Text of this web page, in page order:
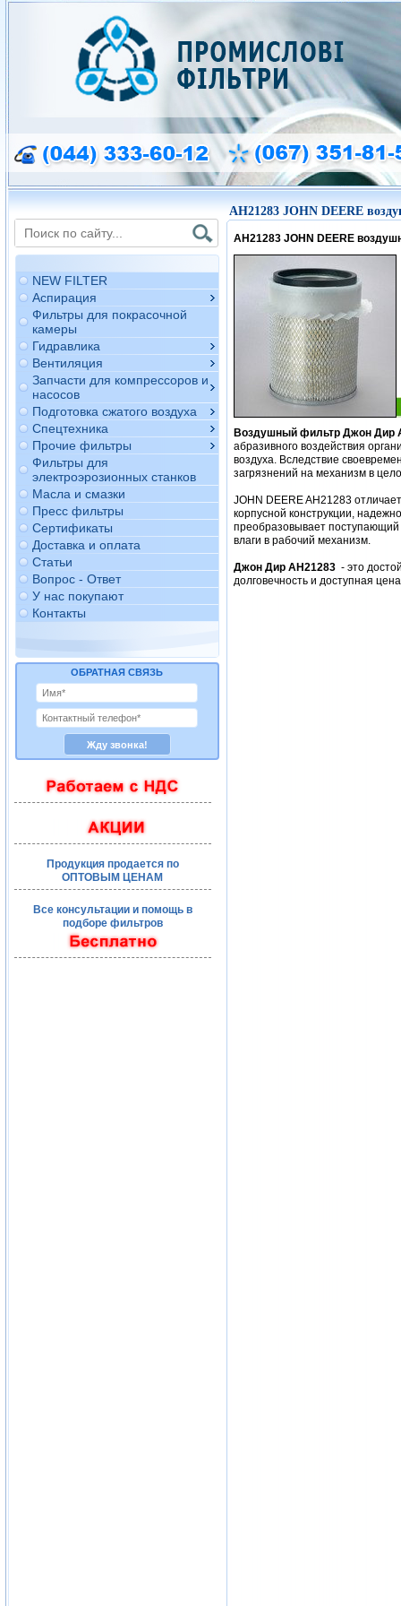
NEW FILTER
Аспирация
Фильтры для покрасочной
камеры
Гидравлика
Вентиляция
Запчасти для компрессоров и
насосов
Подготовка сжатого воздуха
Спецтехника
Прочие фильтры
Фильтры для
электроэрозионных станков
Масла и смазки
Пресс фильтры
Сертификаты
Доставка и оплата
Статьи
Вопрос - Ответ
У нас покупают
Контакты
ОБРАТНАЯ СВЯЗЬ
Продукция продается по
ОПТОВЫМ ЦЕНАМ
Все консультации и помощь в
подборе фильтров
AH21283 JOHN DEERE
AH21283 JOHN DEERE
Воздушный фильтр Джон Дир
абразивного воздействия
воздуха. Вследствие
загрязнений на механизм в
JOHN DEERE AH21283
корпусной конструкции,
преобразовывает поступающий
влаги в рабочий механизм.
Джон Дир AH21283 - это
долговечность и доступная